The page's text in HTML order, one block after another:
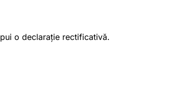
o declarație rectificativă.